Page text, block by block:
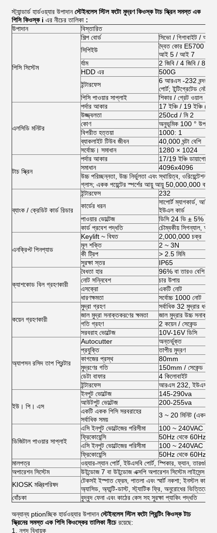
স্ট্যান্ডার্ড হার্ডওয়্যার উপাদানস্টেইনলেস স্টিল ফটো মুদ্রণ কিওস্ক টাচ স্ক্রিন সমস্ত এক
পিসি কিওস্ক i এর নীচের তালিকা :
উপাদান
বিস্তারিত
পিসি সিস্টেম
শিল্প বোর্ড
সিভো / গিগাবাইট /
সিপিইউ
দ্বৈত কোর E5700 /
আই 5 / আই 7
র্যাম
2 জিবি / 4 জিবি / 8 জিবি
HDD এর
500G
ইন্টারফেস
6 আরএস -232 বন্দর; 1
পোর্ট; ইন্টিগ্রেটেড নেট
পিসি পাওয়ার সাপ্লাই
শিকার / গ্রেট ওয়াল
এলসিডি মনিটর
পর্দার আকার
17 ইঞ্চি / 19 ইঞ্চি (8
উজ্জ্বলতা
250cd / মি 2
কোণ
অনুভূমিক 100 ° উপরে;
বিপরীত হত্তয়া
1000: 1
ব্যাকলাইট টিউব জীবন
40,000 ঘন্টা বেশি
সর্বোচ্চ। সমাধান
1280 × 1024
টাচ স্ক্রিন
পর্দার আকার
17/19 ইঞ্চি ডায়াগোনাল
সমাধান
4096x4096
উচ্চ পরিচ্ছন্নতা, উচ্চ নির্ভুলতা এবং স্থায়িত্ব, ওরিয়েন্টেশন
গ্লাস; একক পয়েন্টের স্পর্শের আয়ু আয়ু 50,000,000 বার
ব্যাংক / ক্রেডিট কার্ড রিডার
ইন্টারফেস
232
কার্ডের ধরন
সাপোর্ট ম্যাগকার্ড,
ইউএল কার্ড
পাওয়ার ভোল্টেজ
ডিসি 24 ভি ± 5%
কার্ড প্রবেশ পদ্ধতি
চৌম্বকীয় সিগন্যাল,
এনক্রিপ্ট পিনপ্যাড
Keylift ~ বিঘত
2,000,000 চক্র
মূল শক্তি
2 ~ 3N
কী ট্রিপ
> 2.5 মিমি
সুরক্ষা স্তর
IP65
ক্যাশকোড বিল গ্রহণকারী
বৈধতা হার
96% বা তারও বেশি
নোট সন্নিবেশ
চার উপায়
এসক্রো
একটি নোট
ধারণক্ষমতা
সর্বোচ্চ 1000 নোট
কয়েন গ্রহণকারী
মুদ্রা গ্রহণ
সর্বাধিক 32 মুদ্রার
জাল মুদ্রা সনাক্তকরণের ক্ষমতা
জাল মুদ্রার উচ্চ
গতি গ্রহণ
2 কয়েন / সেকেন্ড
সরবরাহ ভোল্টেজ
10V-16V ডিসি
অ্যাপসন রসিদ তাপ প্রিন্টার
Autocutter
অন্তর্ভুক্ত
প্রযুক্তি
তাপীয় মুদ্রণ
কাগজের প্রস্থ
80mm
মুদ্রণের গতি
150mm / সেকেন্ড
ডেটা বাফার
4 কিলোবাইট
ইন্টারফেস
আরএস 232, ইউএসবি
ইউ। পি। এস
ইনপুট ভোল্টেজ
145-290va
আউটপুট ভোল্টেজ
200-255va
একটি একক পিসি সরবরাহের
সর্বাধিক সময়
3 ~ 20 মিনিট (একক
ডিজিটাল পাওয়ার সাপ্লাই
এসি ইনপুট ভোল্টেজের পরিসীমা
100 ~ 240VAC
ফ্রিকোয়েন্সি
50Hz থেকে 60Hz
এসি ইনপুট ভোল্টেজের পরিসীমা
100 ~ 240VAC
ফ্রিকোয়েন্সি
50Hz থেকে 60Hz
মালপত্র
ওয়্যার-ল্যান পোর্ট, ইউএসবি পোর্ট, স্পিকার, ফ্যান, তারগুলি,
অপারেশন সিস্টেম
উইন্ডোজ 7 বা উইন্ডোজ এক্সপি অপারেশন সিস্টেম লাইসেন্স
KIOSK মন্ত্রিপরিষদ
টেকসই ইস্পাত ফ্রেম, পাতলা এবং স্মার্ট নকশা; ইনস্টল কাজ
অ্যাসিড, অ্যান্টি-ডাস্ট, স্ট্যাটিক ফ্রি, অনুরোধের ভিত্তিতে
বোঁচকা
বুদ্বুদ ফেনা এবং কাঠের কেস সহ সুরক্ষা প্যাকিং পদ্ধতি
অন্যান্য ptionচ্ছিক হার্ডওয়্যার উপাদানস্টেইনলেস স্টিল ফটো প্রিন্টিং কিওস্ক টাচ
স্ক্রিনের সমস্ত এক পিসি কিওস্কের তালিকা নীচেরয়েছে:
নগদ বিধায়ক